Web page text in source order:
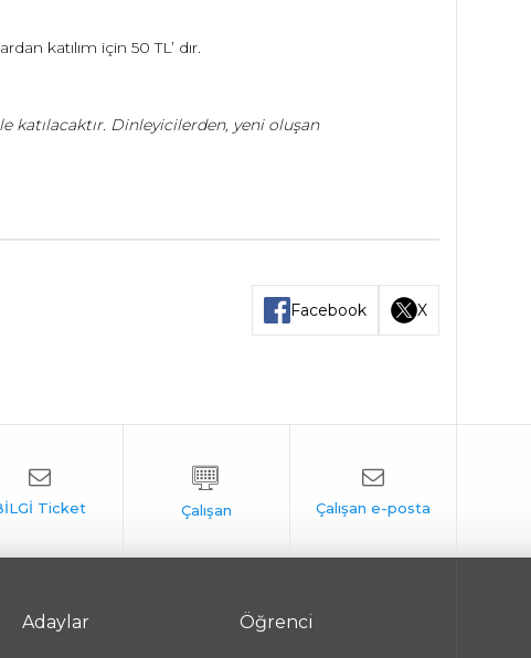
katılım için 50 TL’ dır.
katılacaktır. Dinleyicilerden, yeni oluşan
Facebook X
Adaylar Öğrenci